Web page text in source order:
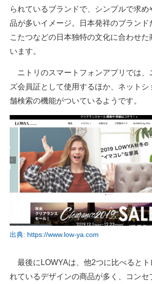
られているブランドで、シンプルで求め
品が多いイメージ。日本発祥のブランド
こたつなどの日本独特の文化に合わせた
います。
ニトリのスマートフォンアプリでは、
ズ会員証として使用するほか、ネットシ
舗検索の機能がついているようです。
出典: https://www.low-ya.com
最後にLOWYAは、他2つに比べるとト
れているデザインの商品が多く、コンセ